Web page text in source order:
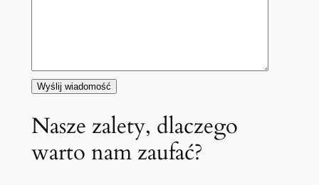
Nasze zalety, dlaczego
warto nam zaufać?